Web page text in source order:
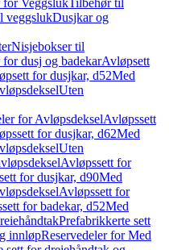
for VeggslukTilbehør til
veggslukDusjkar og
Nisjebokser til
dusj og badekarAvløpsett
for dusjkar, d52Med
Uten
for AvløpsdekselAvløpssett
for dusjkar, d62Med
Uten
Avløpssett for
for dusjkar, d90Med
Avløpssett for
for badekar, d52Med
Prefabrikkerte sett
innløpReservedeler for Med